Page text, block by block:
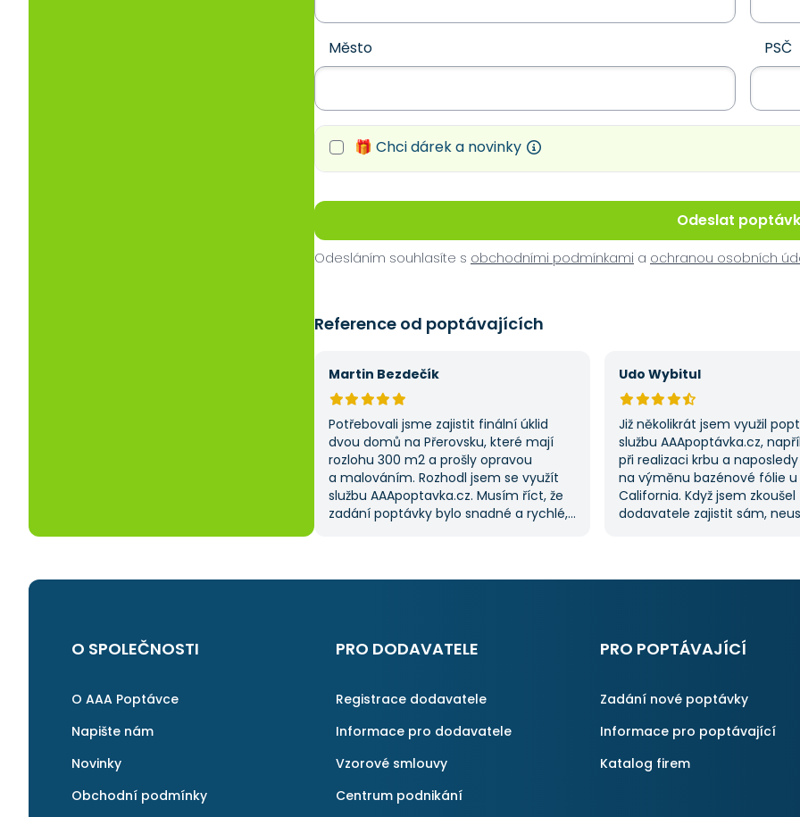
Město PSČ
🎁 Chci dárek a novinky
Odeslat
Odesláním souhlasíte s obchodními podmínkami a ochranou osobních
Reference od poptávajících
Martin Bezdečík
Potřebovali jsme zajistit finální úklid
dvou domů na Přerovsku, které mají
rozlohu 300 m2 a prošly opravou
a malováním. Rozhodl jsem se využít
službu AAApoptavka.cz. Musím říct, že
zadání poptávky bylo snadné a rychlé,
a AAApoptavka.cz mi tuto výhodu
najít rychlé řešení. Vše proběhlo
znovu.
Udo Wybitul
Již několikrát jsem využil
službu AAApoptávka.cz,
při realizaci krbu a naposledy
na výměnu bazénové fólie
California. Když jsem zkoušel
dodavatele zajistit sám,
S poskytnutými službami
O SPOLEČNOSTI
O AAA Poptávce
Napište nám
Novinky
Obchodní podmínky
PRO DODAVATELE
Registrace dodavatele
Informace pro dodavatele
Vzorové smlouvy
Centrum podnikání
PRO POPTÁVAJÍCÍ
Zadání nové poptávky
Informace pro poptávající
Katalog firem